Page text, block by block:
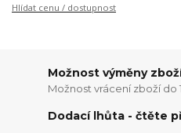
Hlídat cenu / dostupnost
Možnost výměny
Možnost vrácení zboží do
Dodací lhůta - čtěte